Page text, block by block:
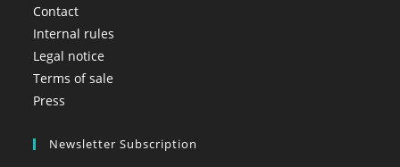
Contact
Internal rules
Legal notice
Terms of sale
Press
Newsletter Subscription